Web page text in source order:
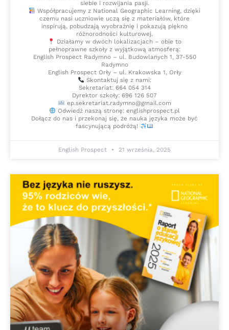
siebie i rozwijania pasji.
Współpracujemy z National Geographic Learning, dzięki
czemu nasi uczniowie uczą się z materiałów, które
inspirują, pobudzają wyobraźnię i pokazują piękno
różnorodności kulturowej.
Działamy w dwóch lokalizacjach – obie to
pełnoprawne szkoły z wyjątkową atmosferą:
English Prospect Radymno – ul. Budowlanych 1, 37-550
Radymno
English Prospect Orły – ul. Krakowska 1, Orły
Skontaktuj się z nami:
Sekretariat: 664 054 314
Dyrektor szkoły: 696 126 507
ep.sekretariat.radymno@gmail.com
Odwiedź naszą stronę: englishprospect.pl
Dołącz do nas i przekonaj się, że nauka języka może być
fascynującą podróżą!
English Prospect 21 września, 2025